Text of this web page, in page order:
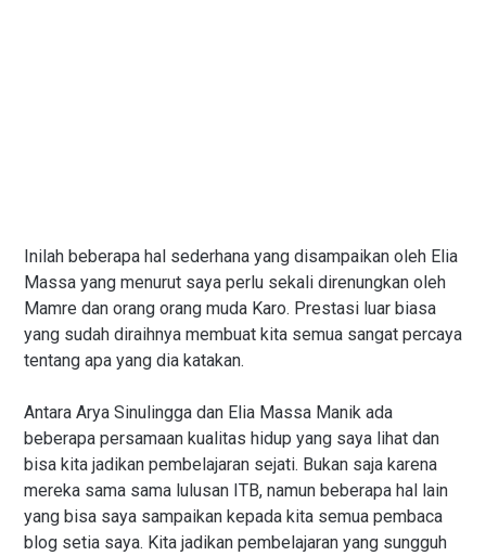
Inilah beberapa hal sederhana yang disampaikan oleh Elia
Massa yang menurut saya perlu sekali direnungkan oleh
Mamre dan orang orang muda Karo. Prestasi luar biasa
yang sudah diraihnya membuat kita semua sangat percaya
tentang apa yang dia katakan.
Antara Arya Sinulingga dan Elia Massa Manik ada
beberapa persamaan kualitas hidup yang saya lihat dan
bisa kita jadikan pembelajaran sejati. Bukan saja karena
mereka sama sama lulusan ITB, namun beberapa hal lain
yang bisa saya sampaikan kepada kita semua pembaca
blog setia saya. Kita jadikan pembelajaran yang sungguh